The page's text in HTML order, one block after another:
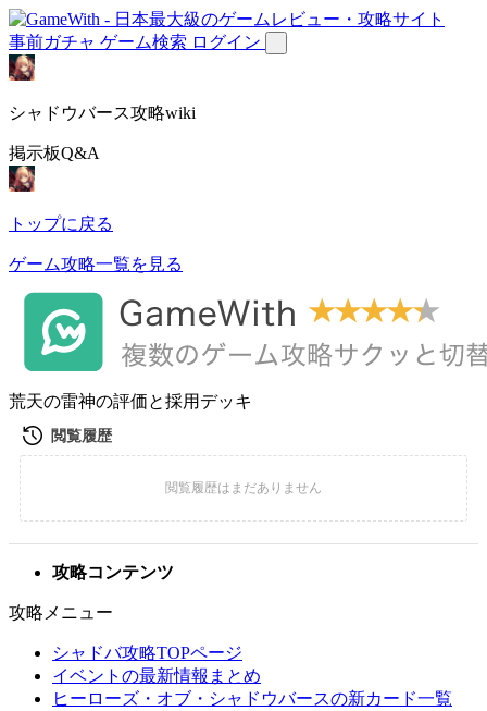
事前ガチャ ゲーム検索 ログイン
シャドウバース攻略wiki
掲示板Q&A
トップに戻る
ゲーム攻略一覧を見る
荒天の雷神の評価と採用デッキ
攻略コンテンツ
攻略メニュー
シャドバ攻略TOPページ
イベントの最新情報まとめ
ヒーローズ・オブ・シャドウバースの新カード一覧